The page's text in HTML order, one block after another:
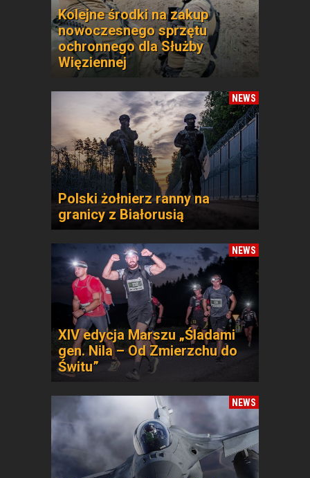
Kolejne środki na zakup
nowoczesnego sprzętu
ochronnego dla Służby
Więziennej
NEWS
Polski żołnierz ranny na
granicy z Białorusią
NEWS
XIV edycja Marszu „Śladami
gen. Nila – Od Zmierzchu do
Świtu”
NEWS